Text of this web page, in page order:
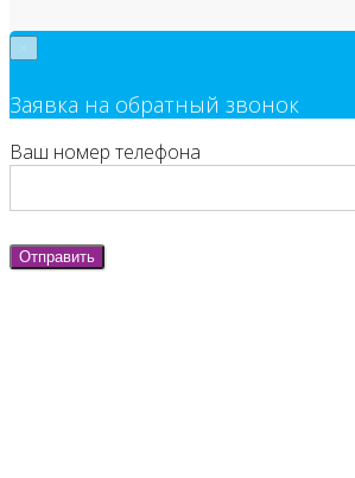
Заявка на обратный звонок
Ваш номер телефона
Отправить